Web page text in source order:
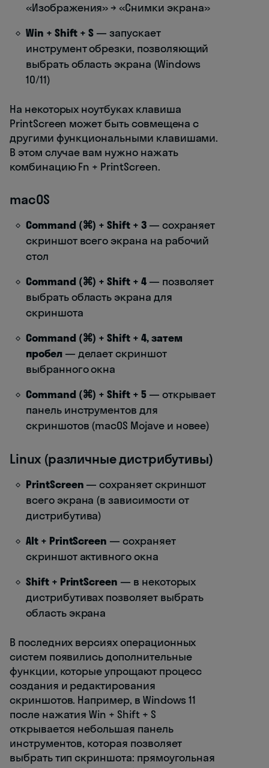
«Изображения» → «Снимки экрана»
Win + Shift + S — запускает
инструмент обрезки, позволяющий
выбрать область экрана (Windows
10/11)
На некоторых ноутбуках клавиша
PrintScreen может быть совмещена с
другими функциональными клавишами.
В этом случае вам нужно нажать
комбинацию Fn + PrintScreen.
macOS
Command (⌘) + Shift + 3— сохраняет
скриншот всего экрана на рабочий
стол
Command (⌘) + Shift + 4— позволяет
выбрать область экрана для
скриншота
Command (⌘) + Shift + 4, затем
пробел— делает скриншот
выбранного окна
Command (⌘) + Shift + 5— открывает
панель инструментов для
скриншотов (macOS Mojave и новее)
Linux (различные дистрибутивы)
PrintScreen — сохраняет скриншот
всего экрана (в зависимости от
дистрибутива)
Alt + PrintScreen — сохраняет
скриншот активного окна
Shift + PrintScreen — в некоторых
дистрибутивах позволяет выбрать
область экрана
В последних версиях операционных
систем появились дополнительные
функции, которые упрощают процесс
создания и редактирования
скриншотов. Например, в Windows 11
после нажатия Win + Shift + S
открывается небольшая панель
инструментов, которая позволяет
выбрать тип скриншота: прямоугольная